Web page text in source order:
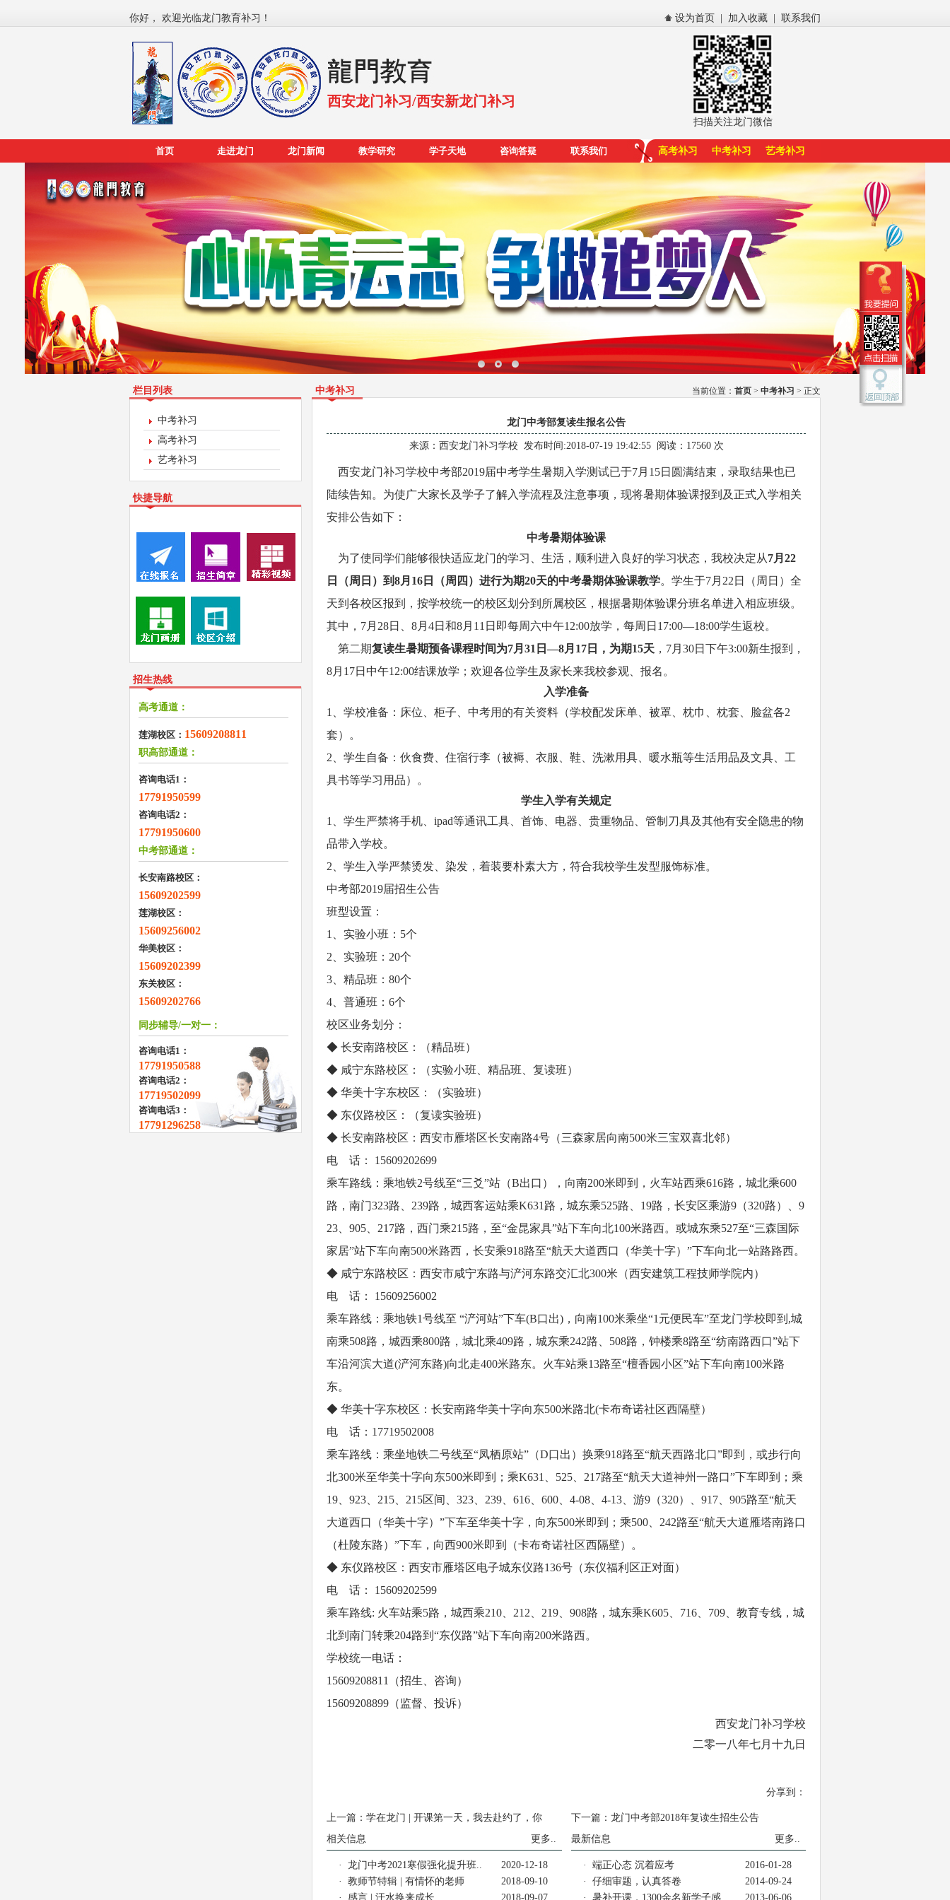
你好， 欢迎光临龙门教育补习！ 设为首页 加入收藏 联系我们
西安龙门补习/西安新龙门补习
扫描关注龙门微信
首页 走进龙门 龙门新闻 教学研究 学子天地 咨询答疑 联系我们 高考补习 中考补习 艺考补习
栏目列表
中考补习
高考补习
艺考补习
快捷导航
招生热线
高考通道：
莲湖校区： 15609208811
职高部通道：
咨询电话1：
17791950599
咨询电话2：
17791950600
中考部通道：
长安南路校区：
15609202599
莲湖校区：
15609256002
华美校区：
15609202399
东关校区：
15609202766
同步辅导/一对一：
咨询电话1：
17791950588
咨询电话2：
17719502099
咨询电话3：
17791296258
中考补习 当前位置： 首页 > 中考补习 > 正文
龙门中考部复读​生报名公告
来源： 西安龙门补习学校 发布时间:2018-07-19 19:42:55 阅读：17560 次
西安龙门补习学校中考部2019届中考学生暑期入学测试已于7月15日圆满结束，录取结果也已
陆续告知。为使广大家长及学子了解入学流程及注意事项，现将暑期体验课报到及正式入学相关
安排公告如下：
中考暑期体验课
为了使同学们能够很快适应龙门的学习、生活，顺利进入良好的学习状态，我校决定从7月22
日（周日）到8月16日（周四）进行为期20天的中考暑期体验课教学。学生于7月22日（周日）全
天到各校区报到，按学校统一的校区划分到所属校区，根据暑期体验课分班名单进入相应班级。
其中，7月28日、8月4日和8月11日即每周六中午12:00放学，每周日17:00—18:00学生返校。
第二期复读生暑期预备课程时间为7月31日—8月17日，为期15天 ，7月30日下午3:00新生报到，
8月17日中午12:00结课放学；欢迎各位学生及家长来我校参观、报名。
入学准备
1、学校准备：床位、柜子、中考用的有关资料（学校配发床单、被罩、枕巾、枕套、脸盆各2
套）。
2、学生自备：伙食费、住宿行李（被褥、衣服、鞋、洗漱用具、暖水瓶等生活用品及文具、工
具书等学习用品）。
学生入学有关规定
1、学生严禁将手机、ipad等通讯工具、首饰、电器、贵重物品、管制刀具及其他有安全隐患的物
品带入学校。
2、学生入学严禁烫发、染发，着装要朴素大方，符合我校学生发型服饰标准。
中考部2019届招生公告
班型设置：
1、实验小班：5个
2、实验班：20个
3、精品班：80个
4、普通班：6个
校区业务划分：
◆ 长安南路校区：（精品班）
◆ 咸宁东路校区：（实验小班、精品班、复读班）
◆ 华美十字东校区：（实验班）
◆ 东仪路校区：（复读实验班）
◆ 长安南路校区：西安市雁塔区长安南路4号（三森家居向南500米三宝双喜北邻）
电 话： 15609202699
乘车路线：乘地铁2号线至“三爻”站（B出口），向南200米即到，火车站西乘616路，城北乘600
路，南门323路、239路，城西客运站乘K631路，城东乘525路、19路，长安区乘游9（320路）、9
23、905、217路，西门乘215路，至“金昆家具”站下车向北100米路西。或城东乘527至“三森国际
家居”站下车向南500米路西，长安乘918路至“航天大道西口（华美十字）”下车向北一站路路西。
◆ 咸宁东路校区：西安市咸宁东路与浐河东路交汇北300米（西安建筑工程技师学院内）
电 话： 15609256002
乘车路线：乘地铁1号线至 “浐河站”下车(B口出)，向南100米乘坐“1元便民车”至龙门学校即到,城
南乘508路，城西乘800路，城北乘409路，城东乘242路、508路，钟楼乘8路至“纺南路西口”站下
车沿河滨大道(浐河东路)向北走400米路东。火车站乘13路至“檀香园小区”站下车向南100米路
东。
◆ 华美十字东校区：长安南路华美十字向东500米路北(卡布奇诺社区西隔壁）
电 话：17719502008
乘车路线：乘坐地铁二号线至“凤栖原站”（D口出）换乘918路至“航天西路北口”即到，或步行向
北300米至华美十字向东500米即到；乘K631、525、217路至“航天大道神州一路口”下车即到；乘
19、923、215、215区间、323、239、616、600、4-08、4-13、游9（320）、917、905路至“航天
大道西口（华美十字）”下车至华美十字，向东500米即到；乘500、242路至“航天大道雁塔南路口
（杜陵东路）”下车，向西900米即到（卡布奇诺社区西隔壁）。
◆ 东仪路校区：西安市雁塔区电子城东仪路136号（东仪福利区正对面）
电 话： 15609202599
乘车路线: 火车站乘5路，城西乘210、212、219、908路，城东乘K605、716、709、教育专线，城
北到南门转乘204路到“东仪路”站下车向南200米路西。
学校统一电话：
15609208811（招生、咨询）
15609208899（监督、投诉）
西安龙门补习学校
二零一八年七月十九日
分享到：
上一篇： 学在龙门 | 开课第一天，我去赴约了，你 下一篇： 龙门中考部2018年复读生招生公告
相关信息
更多..
· 龙门中考2021寒假强化提升班..
2020-12-18
·
教师节特辑 | 有情怀的老师
2018-09-10
·
感言 | 汗水换来成长 2018-09-07
最新信息 更多..
· 端正心态 沉着应考
2016-01-28
·
仔细审题，认真答卷
2014-09-24
·
暑补开课，1300余名新学子感.. 2013-06-06